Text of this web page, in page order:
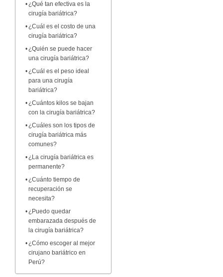
¿Qué tan efectiva es la
cirugía bariátrica?
¿Cuál es el costo de una
cirugía bariátrica?
¿Quién se puede hacer
una cirugía bariátrica?
¿Cuál es el peso ideal
para una cirugía
bariátrica?
¿Cuántos kilos se bajan
con la cirugía bariátrica?
¿Cuáles son los tipos de
cirugía bariátrica más
comunes?
¿La cirugía bariátrica es
permanente?
¿Cuánto tiempo de
recuperación se
necesita?
¿Puedo quedar
embarazada después de
la cirugía bariátrica?
¿Cómo escoger al mejor
cirujano bariátrico en
Perú?